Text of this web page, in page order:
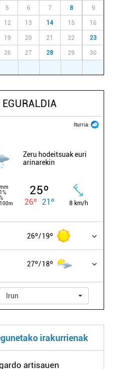
5 6 7 8 9
12 13 14 15 16
19 20 21 22 23
26 27 28 29 30
EGURALDIA
Iturria:
Zeru hodeitsuak euri
arinarekin
25º
26º 21º 8 km/h
26º 19º
27º 18º
Irun
irakurrienak
artisauen